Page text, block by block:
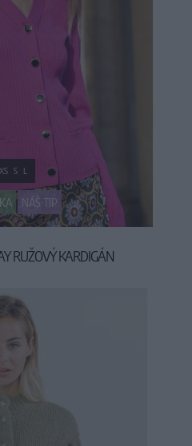
NÁŠ TIP
XS S L
RUŽOVÝ KARDIGÁN
€